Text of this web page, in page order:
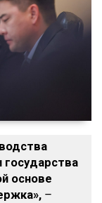
государства
основе
–